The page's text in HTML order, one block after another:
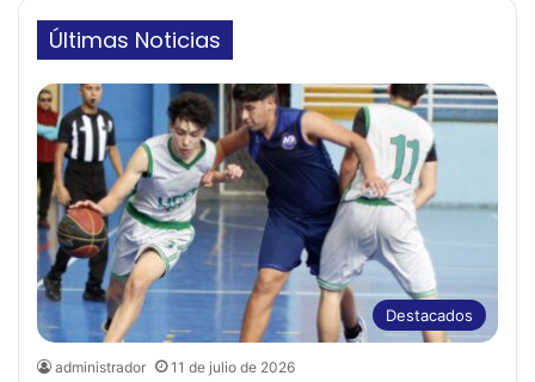
Últimas Noticias
Destacados
administrador 11 de julio de 2026